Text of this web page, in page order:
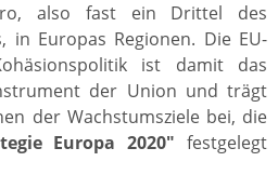
also fast ein Drittel des
in Europas Regionen. Die EU-
ist damit das
der Union und trägt
der Wachstumsziele bei, die
Europa 2020" festgelegt